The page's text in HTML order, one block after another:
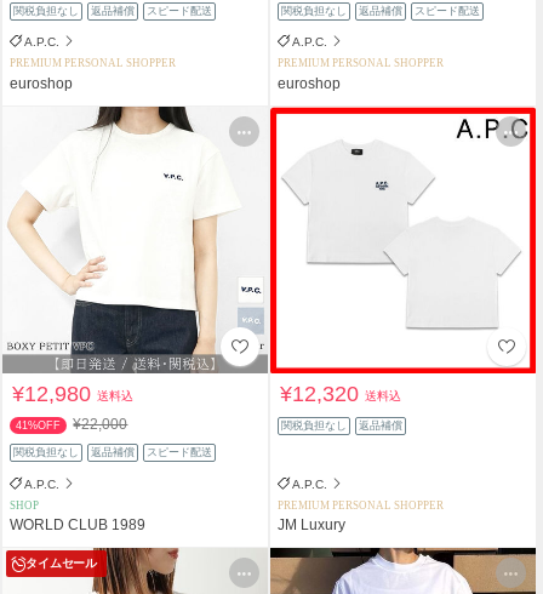
関税負担なし 返品補償 スピード配送
A.P.C.
PREMIUM PERSONAL SHOPPER
euroshop
関税負担なし 返品補償 スピード配送
A.P.C.
PREMIUM PERSONAL SHOPPER
euroshop
¥12,980送料込
41%OFF ¥22,000
関税負担なし 返品補償 スピード配送
A.P.C.
SHOP
WORLD CLUB 1989
¥12,320送料込
関税負担なし 返品補償
A.P.C.
PREMIUM PERSONAL SHOPPER
JM Luxury
タイムセール